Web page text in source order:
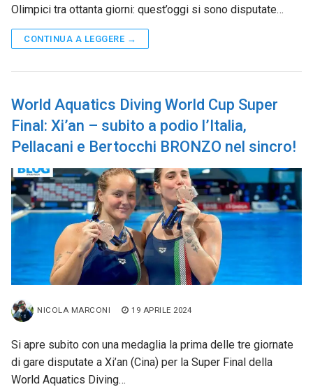
Olimpici tra ottanta giorni: quest’oggi si sono disputate…
CONTINUA A LEGGERE →
World Aquatics Diving World Cup Super
Final: Xi’an – subito a podio l’Italia,
Pellacani e Bertocchi BRONZO nel sincro!
NICOLA MARCONI 19 APRILE 2024
Si apre subito con una medaglia la prima delle tre giornate
di gare disputate a Xi’an (Cina) per la Super Final della
World Aquatics Diving…